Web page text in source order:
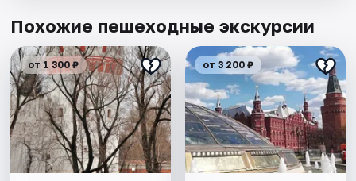
Похожие пешеходные экскурсии
от 1 300 ₽ от 3 200 ₽